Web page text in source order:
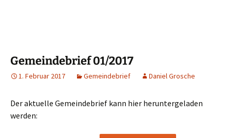
Gemeindebrief 01/2017
1. Februar 2017 Gemeindebrief Daniel Grosche
Der aktuelle Gemeindebrief kann hier heruntergeladen
werden: